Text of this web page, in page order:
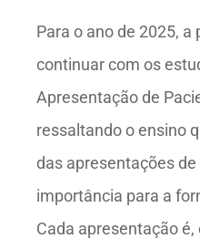
Para o ano de 2025,
continuar com os
Apresentação de
ressaltando o ensino
das apresentações
importância para a
Cada apresentação